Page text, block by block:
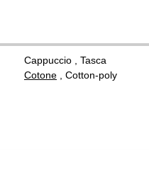
Cappuccio , Tasca
Cotone , Cotton-poly